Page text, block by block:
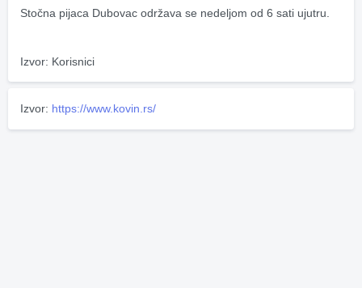
Stočna pijaca Dubovac održava se nedeljom od 6 sati ujutru.
Izvor: Korisnici
Izvor: https://www.kovin.rs/